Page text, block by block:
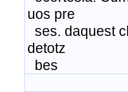
uos pre
ses. daquest
detotz
bes